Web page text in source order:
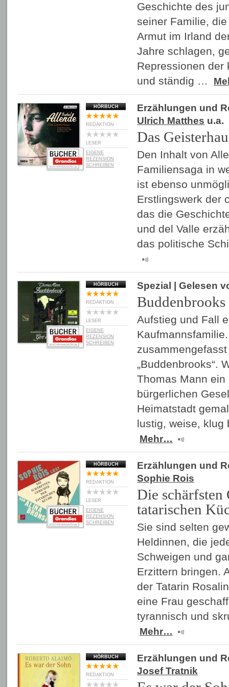
Geschichte des
seiner Familie,
Armut im Irland
Jahre schlagen,
Repressionen der
und ständig …
HÖRBUCH
REDAKTION
LESER
EIGENE
REZENSION
SCHREIBEN
Erzählungen und
Ulrich Matthes u.a.
Das
Den Inhalt von
Familiensaga in
ist ebenso
Erstlingswerk der
das die
und del Valle
das politische
HÖRBUCH
REDAKTION
LESER
EIGENE
REZENSION
SCHREIBEN
Spezial | Gelesen
Buddenbrooks
Aufstieg und Fall
„Buddenbrooks“.
Thomas Mann
bürgerlichen
Heimatstadt
lustig, weise,
Mehr…
HÖRBUCH
REDAKTION
LESER
EIGENE
REZENSION
SCHREIBEN
Erzählungen und
Sophie Rois
Die schärfsten
tatarischen
Sie sind selten
Heldinnen, die
Schweigen und
Erzittern bringen.
der Tatarin
eine Frau
tyrannisch und
Mehr…
HÖRBUCH
REDAKTION
Erzählungen und
Josef Tratnik